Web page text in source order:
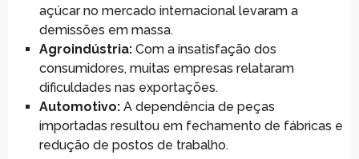
açúcar no mercado internacional levaram a
demissões em massa.
Agroindústria:Com a insatisfação dos
consumidores, muitas empresas relataram
dificuldades nas exportações.
Automotivo:A dependência de peças
importadas resultou em fechamento de fábricas e
redução de postos de trabalho.